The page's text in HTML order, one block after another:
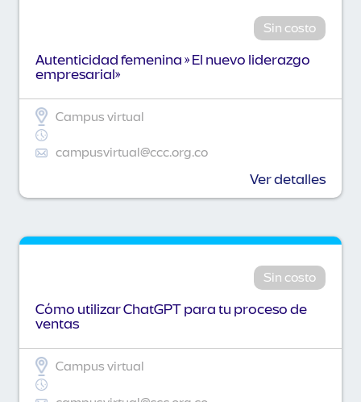
Sin costo
Autenticidad femenina » El nuevo liderazgo
empresarial»
Campus virtual
campusvirtual@ccc.org.co
Ver detalles
Sin costo
Cómo utilizar ChatGPT para tu proceso de
ventas
Campus virtual